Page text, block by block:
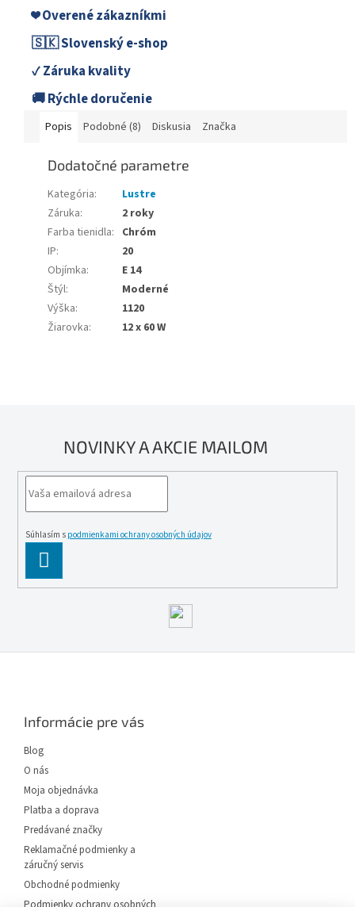
❤️ Overené zákazníkmi
🇸🇰 Slovenský e-shop
✓ Záruka kvality
🚚 Rýchle doručenie
Popis Podobné (8) Diskusia Značka
Dodatočné parametre
Kategória:
Lustre
Záruka:
2 roky
Farba tienidla: Chróm
IP:
20
Objímka:
E 14
Štýl:
Moderné
Výška:
1120
Žiarovka: 12 x 60 W
NOVINKY A AKCIE MAILOM
Súhlasím s podmienkami ochrany osobných údajov
SE
Informácie pre vás
Blog
O nás
Moja objednávka
Platba a doprava
Predávané značky
Reklamačné podmienky a
záručný servis
Obchodné podmienky